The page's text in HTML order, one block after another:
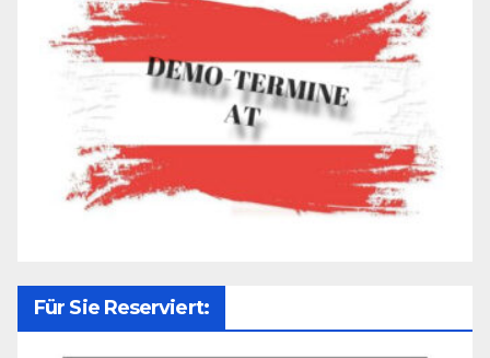
Für Sie Reserviert: